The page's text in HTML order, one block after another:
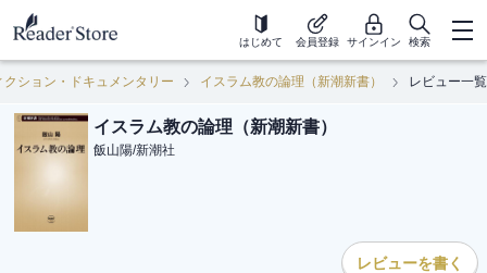
はじめて 会員登録 サインイン 検索
クション・ドキュメンタリー イスラム教の論理（新潮新書） レビュー一覧
イスラム教の論理（新潮新書）
飯山陽/新潮社
レビューを書く